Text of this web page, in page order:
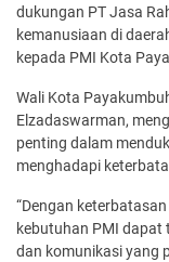
dukungan PT Jasa
kemanusiaan di
kepada PMI Kota
Wali Kota
Elzadaswarman,
penting dalam
menghadapi
“Dengan
kebutuhan PMI dapat
dan komunikasi yang